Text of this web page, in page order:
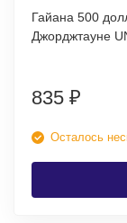
Гайана 500 долларов
835 ₽
Осталось